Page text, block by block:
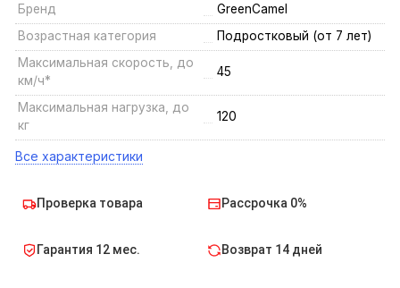
Бренд
GreenCamel
Возрастная категория
Подростковый (от 7 лет)
Максимальная скорость, до
км/ч*
45
Максимальная нагрузка, до
кг
120
Все характеристики
Проверка товара Рассрочка 0%
Гарантия 12 мес. Возврат 14 дней